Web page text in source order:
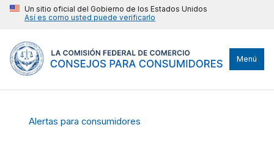
Un sitio oficial del Gobierno de los Estados Unidos
Así es como usted puede verificarlo
Menú
Alertas para consumidores